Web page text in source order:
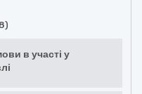
в участі у